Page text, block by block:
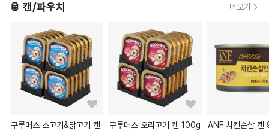
🥫 캔/파우치 더보기
구루머스 소고기&닭고기 캔
구루머스 오리고기 캔 100g
ANF 치킨순살 캔